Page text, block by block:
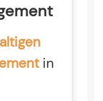
in